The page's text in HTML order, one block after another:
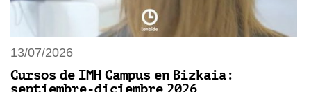
13/07/2026
Cursos de IMH Campus en Bizkaia: